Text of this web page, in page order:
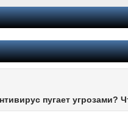
пугает угрозами?